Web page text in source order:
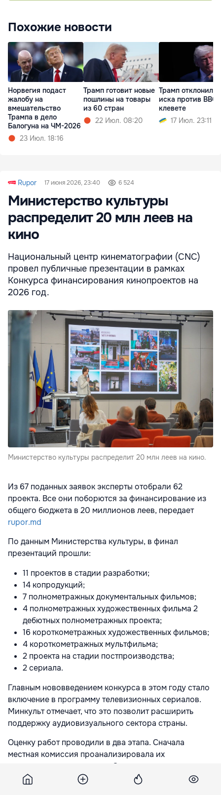
Похожие новости
Норвегия подаст
жалобу на
вмешательство
Трампа в дело
Балогуна на ЧМ-2026
23 Июл. 18:16
Трамп готовит новые
пошлины на товары
из 60 стран
22 Июл. 08:20
Трамп отклонил
иска против BBC
клевете
17 Июл. 23:11
Rupor 17 июня 2026, 23:40 6 524
Министерство культуры
распределит 20 млн леев на
кино
Национальный центр кинематографии (CNC)
провел публичные презентации в рамках
Конкурса финансирования кинопроектов на
2026 год.
Министерство культуры распределит 20 млн леев на кино.
Из 67 поданных заявок эксперты отобрали 62
проекта. Все они поборются за финансирование из
общего бюджета в 20 миллионов леев, передает
rupor.md
По данным Министерства культуры, в финал
презентаций прошли:
11 проектов в стадии разработки;
14 копродукций;
7 полнометражных документальных фильмов;
4 полнометражных художественных фильма 2
дебютных полнометражных проекта;
16 короткометражных художественных фильмов;
4 короткометражных мультфильма;
2 проекта на стадии постпроизводства;
2 сериала.
Главным нововведением конкурса в этом году стало
включение в программу телевизионных сериалов.
Минкульт отмечает, что это позволит расширить
поддержку аудиовизуального сектора страны.
Оценку работ проводили в два этапа. Сначала
местная комиссия проанализировала их
художественную ценность. Затем международное
жюри в составе Габриэле Брунненмайер, Крэицы